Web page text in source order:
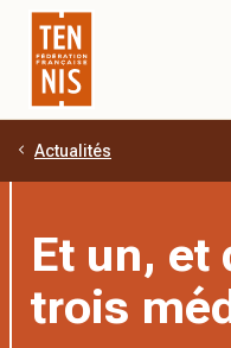
Aller au contenu principal
Actualités
Et un, et
trois